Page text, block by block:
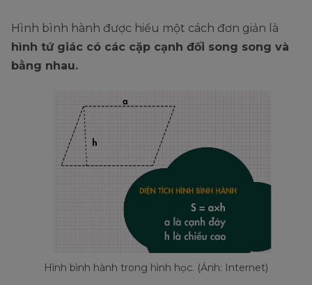
Hình bình hành được hiểu một cách đơn giản là
hình tứ giác có các cặp cạnh đối song song và
bằng nhau.
Hình bình hành trong hình học. (Ảnh: Internet)